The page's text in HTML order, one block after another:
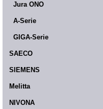
Jura ONO
A-Serie
GIGA-Serie
SAECO
SIEMENS
Melitta
NIVONA